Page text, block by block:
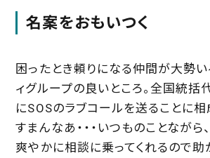
名案をおもいつく
困ったとき頼りになる仲間が大勢い
ィグループの良いところ。全国統括
にSOSのラブコールを送ることに相成
すまんなあ・・・いつものことながら
爽やかに相談に乗ってくれるので助か